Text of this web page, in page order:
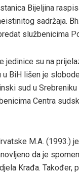
Bijeljina
sadržaja.
službenicima
jedinice su na
BiH lišen je
sud u
Centra
M.A. (1993.)
da je
Krađa. Također,